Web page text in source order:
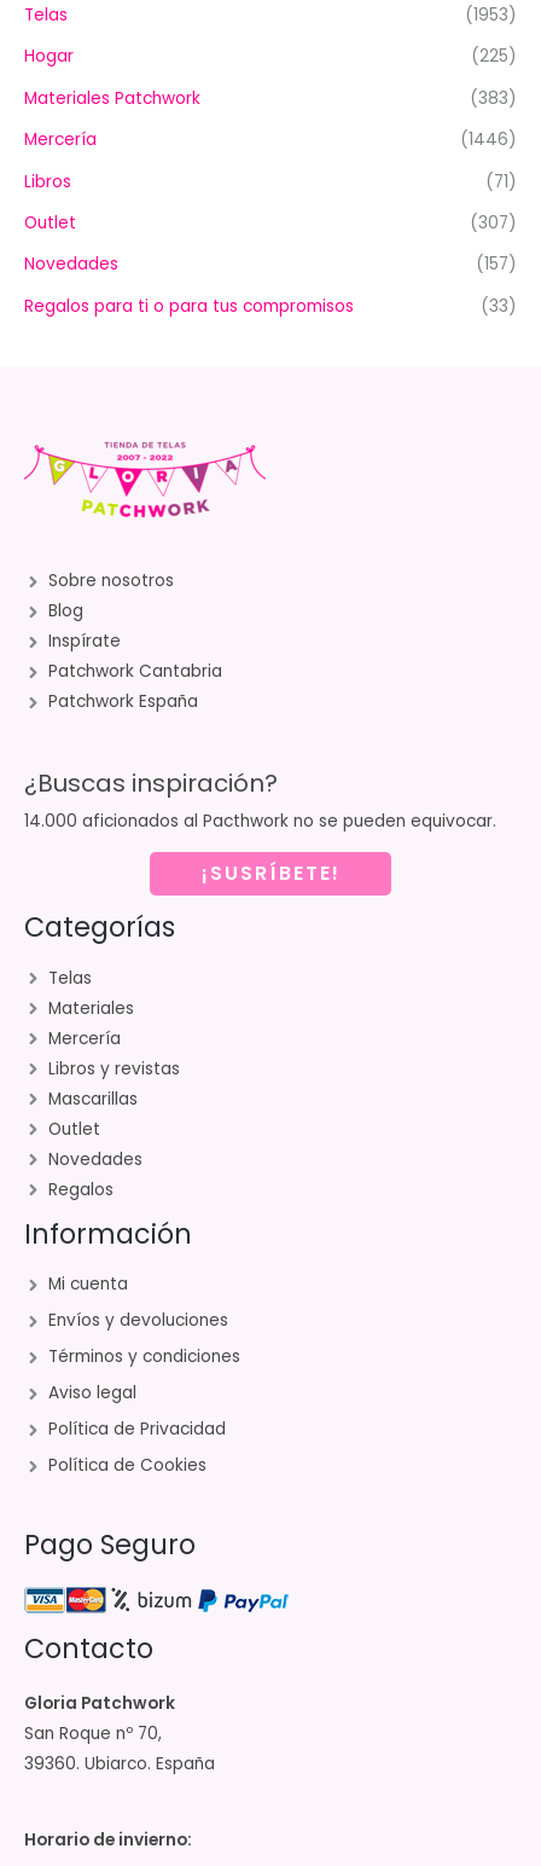
Telas
(1953)
Hogar
(225)
Materiales Patchwork
(383)
Mercería
(1446)
Libros
(71)
Outlet
(307)
Novedades
(157)
Regalos para ti o para tus compromisos
(33)
Sobre nosotros
Blog
Inspírate
Patchwork Cantabria
Patchwork España
¿Buscas inspiración?
14.000 aficionados al Pacthwork no se pueden equivocar.
¡SUSRÍBETE!
Categorías
Telas
Materiales
Mercería
Libros y revistas
Mascarillas
Outlet
Novedades
Regalos
Información
Mi cuenta
Envíos y devoluciones
Términos y condiciones
Aviso legal
Política de Privacidad
Política de Cookies
Pago Seguro
Contacto
Gloria Patchwork
San Roque nº 70,
39360. Ubiarco. España
Horario de invierno: